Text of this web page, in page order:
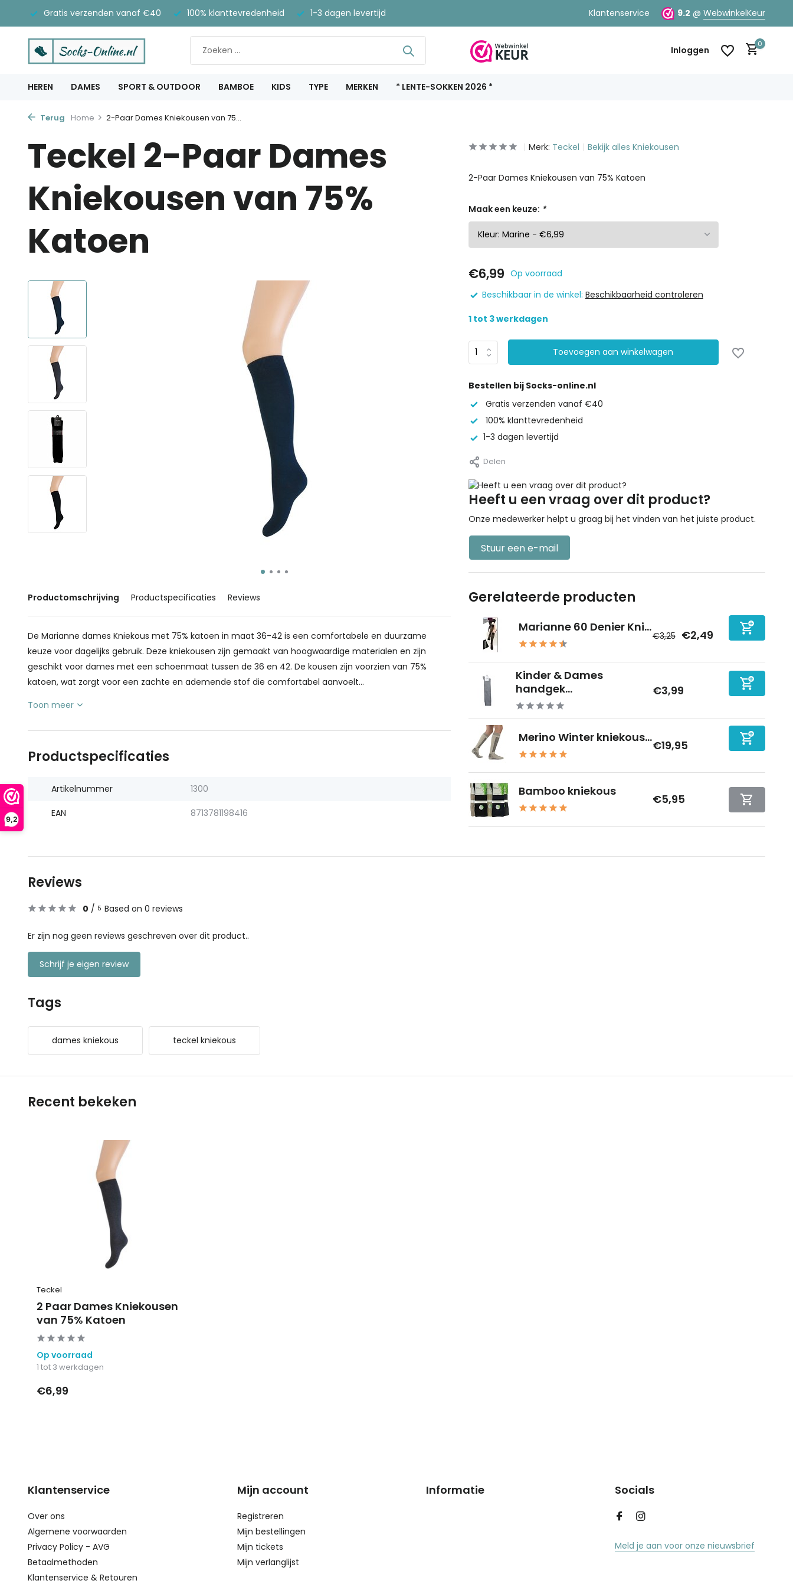
9,2
Gratis verzenden vanaf €40 100% klanttevredenheid 1-3 dagen levertijd Klantenservice 9.2 @ WebwinkelKeur
Inloggen
0
HEREN DAMES SPORT & OUTDOOR BAMBOE KIDS TYPE MERKEN * LENTE-SOKKEN 2026 *
Terug Home 2-Paar Dames Kniekousen van 75...
Teckel 2-Paar Dames
Kniekousen van 75%
Katoen
Productomschrijving Productspecificaties Reviews
De Marianne dames Kniekous met 75% katoen in maat 36-42 is een comfortabele en duurzame
keuze voor dagelijks gebruik. Deze kniekousen zijn gemaakt van hoogwaardige materialen en zijn
geschikt voor dames met een schoenmaat tussen de 36 en 42. De kousen zijn voorzien van 75%
katoen, wat zorgt voor een zachte en ademende stof die comfortabel aanvoelt...
Toon meer
Productspecificaties
Artikelnummer 1300
EAN 8713781198416
Merk: Teckel Bekijk alles Kniekousen
2-Paar Dames Kniekousen van 75% Katoen
Maak een keuze: *
€6,99 Op voorraad
Beschikbaar in de winkel: Beschikbaarheid controleren
1 tot 3 werkdagen
Toevoegen aan winkelwagen
Bestellen bij Socks-online.nl
Gratis verzenden vanaf €40
100% klanttevredenheid
1-3 dagen levertijd
Delen
Heeft u een vraag over dit product?
Onze medewerker helpt u graag bij het vinden van het juiste product.
Stuur een e-mail
Gerelateerde producten
Marianne 60 Denier Kni...
€3,25 €2,49
Kinder & Dames
handgek...
€3,99
Merino Winter kniekous...
€19,95
Bamboo kniekous
€5,95
Reviews
0 / 5 Based on 0 reviews
Er zijn nog geen reviews geschreven over dit product..
Schrijf je eigen review
Tags
dames kniekous teckel kniekous
Recent bekeken
Teckel
2 Paar Dames Kniekousen
van 75% Katoen
Op voorraad
1 tot 3 werkdagen
€6,99
Klantenservice
Over ons
Algemene voorwaarden
Privacy Policy - AVG
Betaalmethoden
Klantenservice & Retouren
Mijn account
Registreren
Mijn bestellingen
Mijn tickets
Mijn verlanglijst
Informatie Socials
Meld je aan voor onze nieuwsbrief